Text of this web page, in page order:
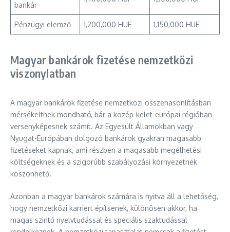
bankár
Pénzügyi elemző 1,200,000 HUF 1,150,000 HUF
Magyar bankárok fizetése nemzetközi
viszonylatban
A magyar bankárok fizetése nemzetközi összehasonlításban
mérsékeltnek mondható, bár a közép-kelet-európai régióban
versenyképesnek számít. Az Egyesült Államokban vagy
Nyugat-Európában dolgozó bankárok gyakran magasabb
fizetéseket kapnak, ami részben a magasabb megélhetési
költségeknek és a szigorúbb szabályozási környezetnek
köszönhető.
Azonban a magyar bankárok számára is nyitva áll a lehetőség,
hogy nemzetközi karriert építsenek, különösen akkor, ha
magas szintű nyelvtudással és speciális szaktudással